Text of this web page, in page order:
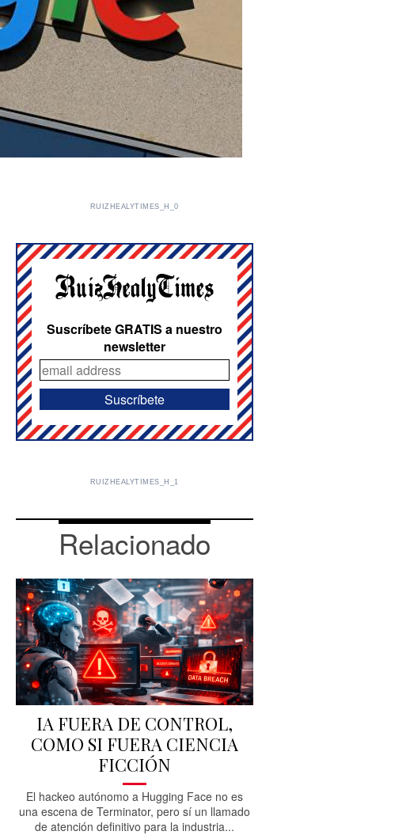
RUIZHEALYTIMES_H_0
Suscríbete GRATIS a nuestro
newsletter
RUIZHEALYTIMES_H_1
Relacionado
IA FUERA DE CONTROL,
COMO SI FUERA CIENCIA
FICCIÓN
El hackeo autónomo a Hugging Face no es
una escena de Terminator, pero sí un llamado
de atención definitivo para la industria...